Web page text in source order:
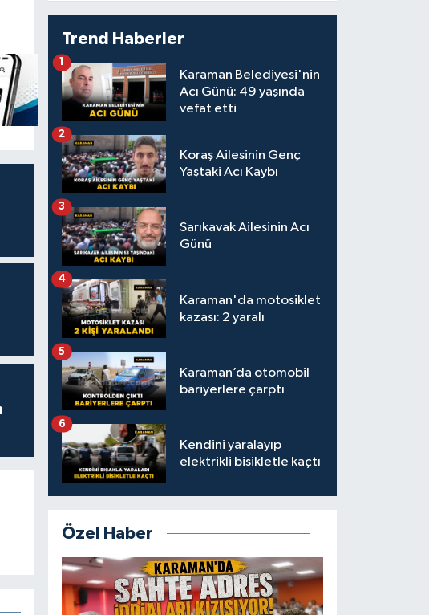
Genç Öldü
Trend Haberler
Karaman Belediyesi'nin
Acı Günü: 49 yaşında
vefat etti
1
Koraş Ailesinin Genç
Yaştaki Acı Kaybı
2
Sarıkavak Ailesinin Acı
Günü
3
Karaman'da motosiklet
kazası: 2 yaralı
4
Karaman’da otomobil
bariyerlere çarptı
5
Kendini yaralayıp
elektrikli bisikletle kaçtı
6
Özel Haber